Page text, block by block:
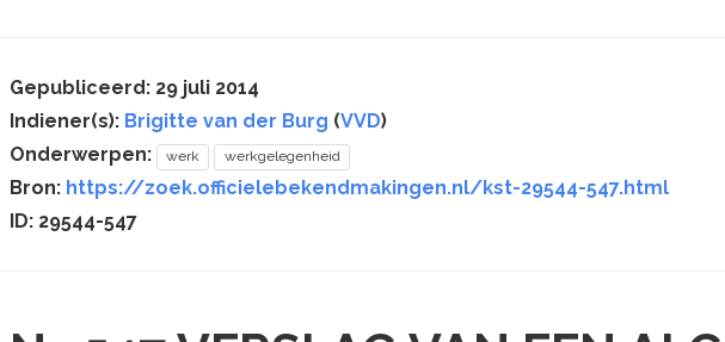
Gepubliceerd: 29 juli 2014
Indiener(s): Brigitte van der Burg (VVD)
Onderwerpen:
werk werkgelegenheid
Bron: https://zoek.officielebekendmakingen.nl/kst-29544-547.html
ID: 29544-547